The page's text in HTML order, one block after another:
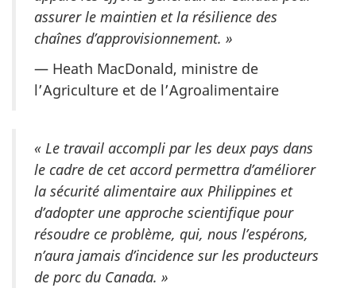
assurer le maintien et la résilience des
chaînes d’approvisionnement. »
— Heath MacDonald, ministre de
l’Agriculture et de l’Agroalimentaire
« Le travail accompli par les deux pays dans
le cadre de cet accord permettra d’améliorer
la sécurité alimentaire aux Philippines et
d’adopter une approche scientifique pour
résoudre ce problème, qui, nous l’espérons,
n’aura jamais d’incidence sur les producteurs
de porc du Canada. »